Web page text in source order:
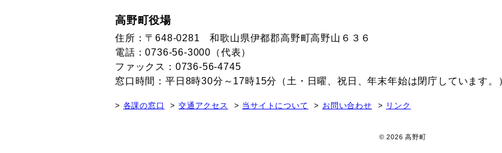
高野町役場
住所：〒648-0281 和歌山県伊都郡高野町高野山６３６
電話：0736-56-3000（代表）
ファックス：0736-56-4745
窓口時間：平日8時30分～17時15分（土・日曜、祝日、年末年始は閉庁しています。
各課の窓口 交通アクセス 当サイトについて お問い合わせ リンク
© 2026 高野町